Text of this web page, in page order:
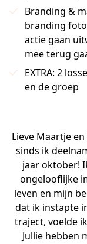
Branding &
branding
actie gaan
mee terug
EXTRA: 2
en de groep
Lieve Maartje
sinds ik
jaar oktober!
ongelooflijke
leven en mijn
dat ik instapte
traject, voelde
Jullie hebben